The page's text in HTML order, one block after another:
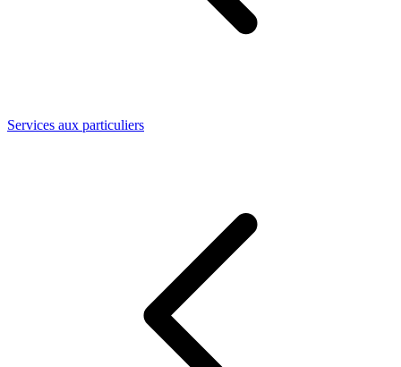
Services aux particuliers